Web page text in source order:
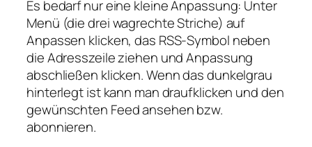
Es bedarf nur eine kleine Anpassung: Unter
Menü (die drei wagrechte Striche) auf
Anpassen klicken, das RSS-Symbol neben
die Adresszeile ziehen und Anpassung
abschließen klicken. Wenn das dunkelgrau
hinterlegt ist kann man draufklicken und den
gewünschten Feed ansehen bzw.
abonnieren.